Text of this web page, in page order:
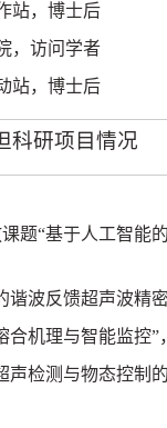
站，博士后
，访问学者
站，博士后
科研项目情况
题“基于人工智能
波反馈超声波精密
机理与智能监控”，
检测与物态控制